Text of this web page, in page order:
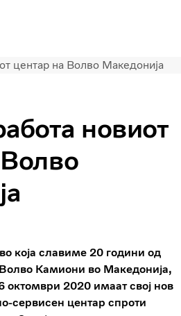
Продавница за Volvo
НајаваМакедонија
центар на Волво Македонија
новиот
која славиме 20 години од
Камиони во Македонија,
октомври 2020 имаат свој нов
сервисен центар спроти